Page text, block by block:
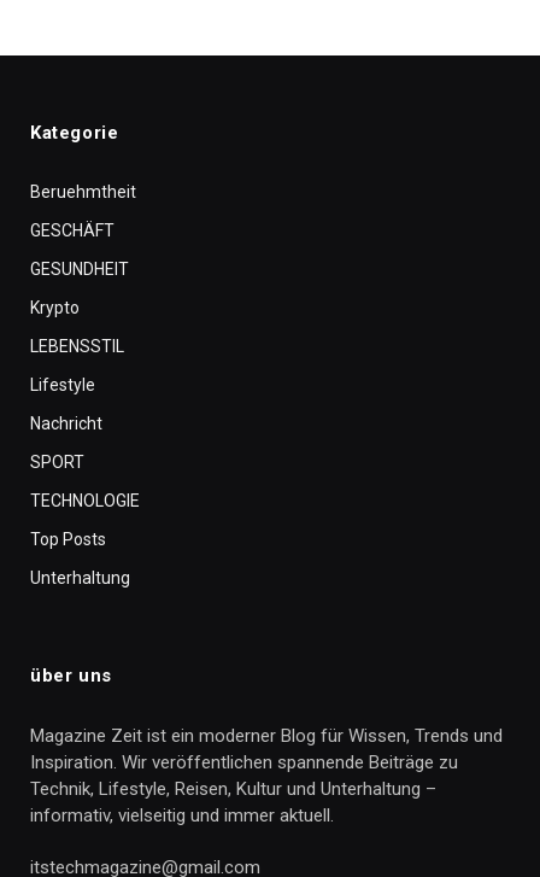
Kategorie
Beruehmtheit
GESCHÄFT
GESUNDHEIT
Krypto
LEBENSSTIL
Lifestyle
Nachricht
SPORT
TECHNOLOGIE
Top Posts
Unterhaltung
über uns
Magazine Zeit ist ein moderner Blog für Wissen, Trends und
Inspiration. Wir veröffentlichen spannende Beiträge zu
Technik, Lifestyle, Reisen, Kultur und Unterhaltung –
informativ, vielseitig und immer aktuell.
itstechmagazine@gmail.com